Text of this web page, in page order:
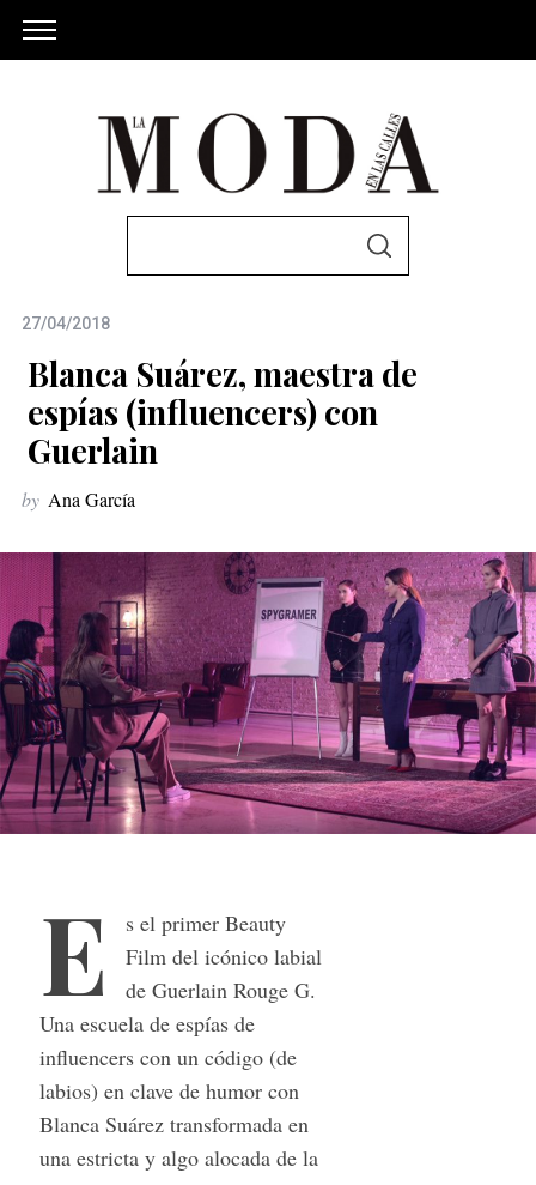
h
f
o
r
S
27/04/2018
Blanca Suárez, maestra de
espías (influencers) con
Guerlain
by Ana García
E
s el primer Beauty
Film del icónico labial
de Guerlain Rouge G.
Una escuela de espías de
influencers con un código (de
labios) en clave de humor con
Blanca Suárez transformada en
una estricta y algo alocada de la